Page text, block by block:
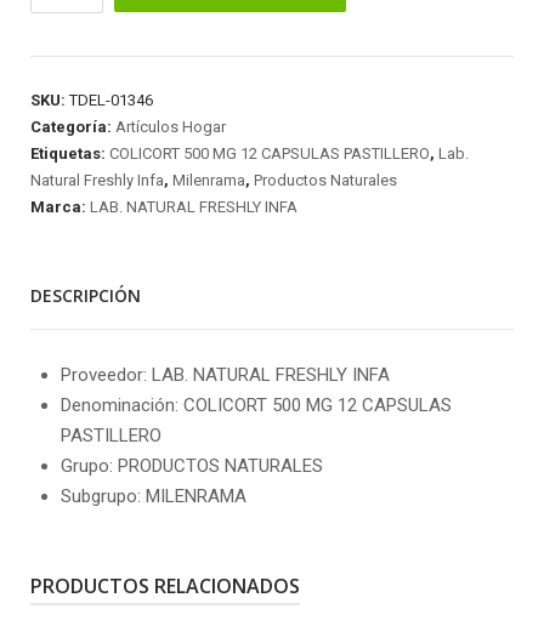
12
PASTILLERO
cantidad
SKU:TDEL-01346
Categoría: Artículos Hogar
Etiquetas: COLICORT 500 MG 12 CAPSULAS PASTILLERO, Lab.
Natural Freshly Infa, Milenrama, Productos Naturales
Marca: LAB. NATURAL FRESHLY INFA
DESCRIPCIÓN
Proveedor: LAB. NATURAL FRESHLY INFA
Denominación: COLICORT 500 MG 12 CAPSULAS
PASTILLERO
Grupo: PRODUCTOS NATURALES
Subgrupo: MILENRAMA
PRODUCTOS RELACIONADOS